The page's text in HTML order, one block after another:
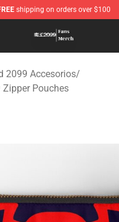
shipping on orders over $100
2099 Store - Official
2099 Accesorios/
Pouches